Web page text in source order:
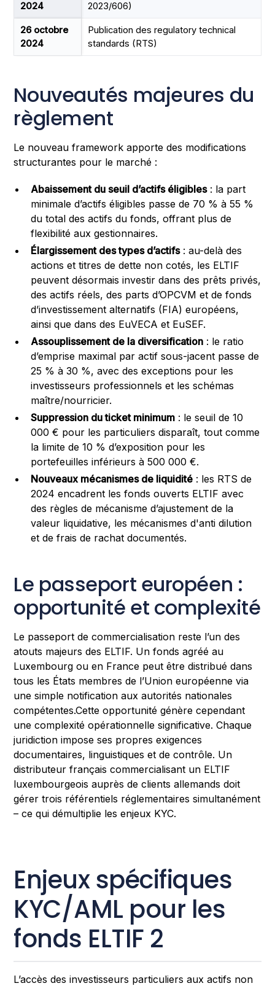
2024
2023/606)
26 octobre
2024
Publication des regulatory technical
standards (RTS)
Nouveautés majeures du
règlement
Le nouveau framework apporte des modifications
structurantes pour le marché :
Abaissement du seuil d’actifs éligibles: la part
minimale d’actifs éligibles passe de 70 % à 55 %
du total des actifs du fonds, offrant plus de
flexibilité aux gestionnaires.
Élargissement des types d’actifs: au-delà des
actions et titres de dette non cotés, les ELTIF
peuvent désormais investir dans des prêts privés,
des actifs réels, des parts d’OPCVM et de fonds
d’investissement alternatifs (FIA) européens,
ainsi que dans des EuVECA et EuSEF.
Assouplissement de la diversification : le ratio
d’emprise maximal par actif sous-jacent passe de
25 % à 30 %, avec des exceptions pour les
investisseurs professionnels et les schémas
maître/nourricier.
Suppression du ticket minimum : le seuil de 10
000 € pour les particuliers disparaît, tout comme
la limite de 10 % d’exposition pour les
portefeuilles inférieurs à 500 000 €.
Nouveaux mécanismes de liquidité : les RTS de
2024 encadrent les fonds ouverts ELTIF avec
des règles de mécanisme d’ajustement de la
valeur liquidative, les mécanismes d'anti dilution
et de frais de rachat documentés.
Le passeport européen :
opportunité et complexité
Le passeport de commercialisation reste l’un des
atouts majeurs des ELTIF. Un fonds agréé au
Luxembourg ou en France peut être distribué dans
tous les États membres de l’Union européenne via
une simple notification aux autorités nationales
compétentes.Cette opportunité génère cependant
une complexité opérationnelle significative. Chaque
juridiction impose ses propres exigences
documentaires, linguistiques et de contrôle. Un
distributeur français commercialisant un ELTIF
luxembourgeois auprès de clients allemands doit
gérer trois référentiels réglementaires simultanément
– ce qui démultiplie les enjeux KYC.
Enjeux spécifiques
KYC/AML pour les
fonds ELTIF 2
L’accès des investisseurs particuliers aux actifs non